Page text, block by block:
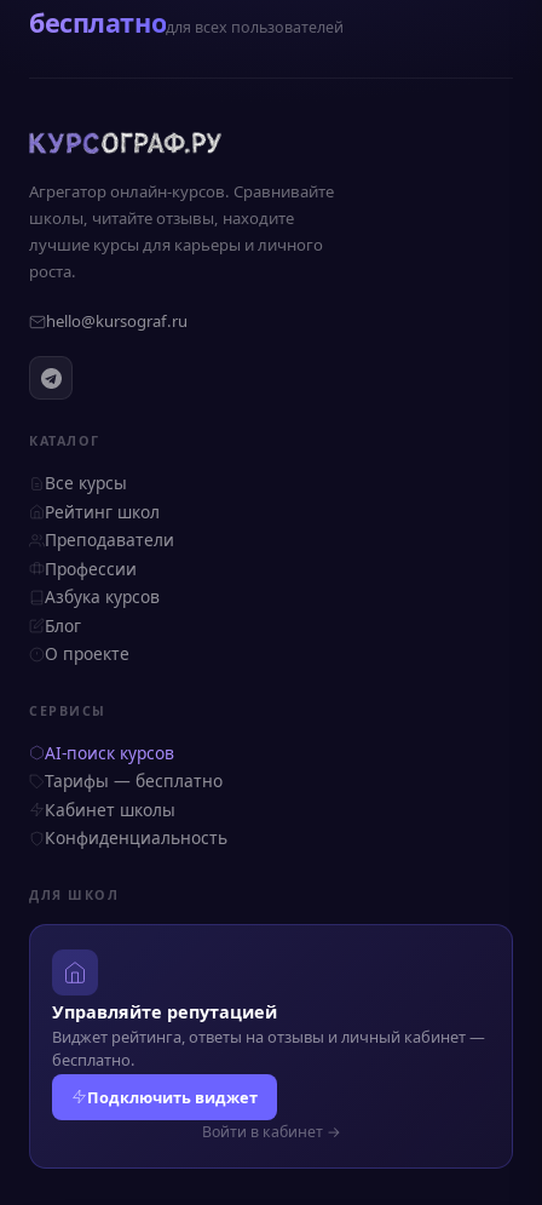
бесплатнодля всех пользователей
Агрегатор онлайн-курсов. Сравнивайте
школы, читайте отзывы, находите
лучшие курсы для карьеры и личного
роста.
hello@kursograf.ru
КАТАЛОГ
Все курсы
Рейтинг школ
Преподаватели
Профессии
Азбука курсов
Блог
О проекте
СЕРВИСЫ
AI-поиск курсов
Тарифы — бесплатно
Кабинет школы
Конфиденциальность
ДЛЯ ШКОЛ
Управляйте репутацией
Виджет рейтинга, ответы на отзывы и личный кабинет —
бесплатно.
Подключить виджет
Войти в кабинет →